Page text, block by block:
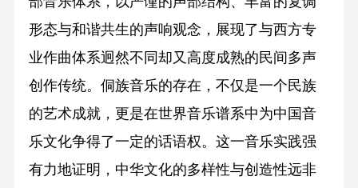
形态与和谐共生的声响观念，展现了与西方专
业作曲体系迥然不同却又高度成熟的民间多声
创作传统。侗族音乐的存在，不仅是一个民族
的艺术成就，更是在世界音乐谱系中为中国音
乐文化争得了一定的话语权。这一音乐实践强
有力地证明，中华文化的多样性与创造性远非